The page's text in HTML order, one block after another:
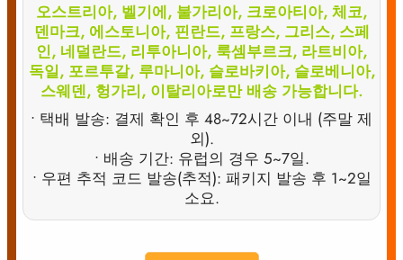
오스트리아, 벨기에, 불가리아, 크로아티아, 체코,
덴마크, 에스토니아, 핀란드, 프랑스, 그리스, 스페
인, 네덜란드, 리투아니아, 룩셈부르크, 라트비아,
독일, 포르투갈, 루마니아, 슬로바키아, 슬로베니아,
스웨덴, 헝가리, 이탈리아로만 배송 가능합니다.
• 택배 발송: 결제 확인 후 48~72시간 이내 (주말 제
외).
• 배송 기간: 유럽의 경우 5~7일.
• 우편 추적 코드 발송(추적): 패키지 발송 후 1~2일
소요.